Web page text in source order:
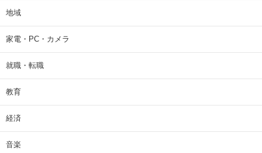
地域
家電・PC・カメラ
就職・転職
教育
経済
音楽